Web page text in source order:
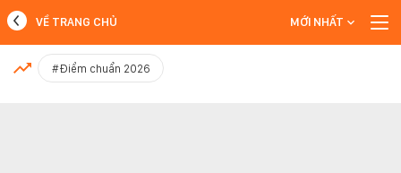
MỚI NHẤT
VỀ TRANG CHỦ MỚI NHẤT
#Điểm chuẩn 2026